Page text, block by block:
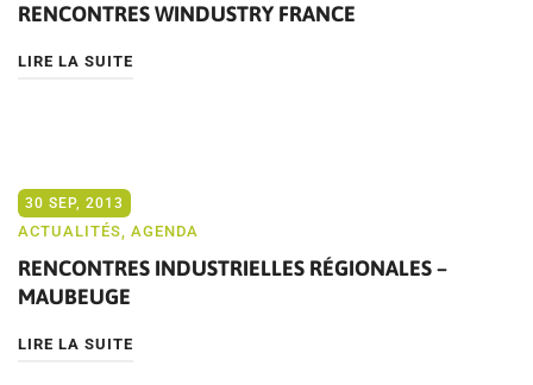
RENCONTRES WINDUSTRY FRANCE
LIRE LA SUITE
30 SEP, 2013
ACTUALITÉS, AGENDA
RENCONTRES INDUSTRIELLES RÉGIONALES –
MAUBEUGE
LIRE LA SUITE